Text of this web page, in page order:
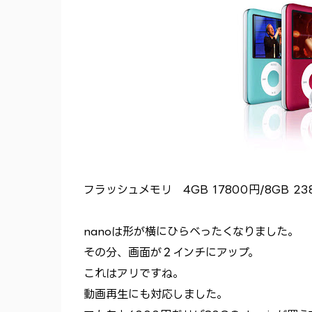
フラッシュメモリ 4GB 17800円/8GB
nanoは形が横にひらべったくなりました。
その分、画面が２インチにアップ。
これはアリですね。
動画再生にも対応しました。